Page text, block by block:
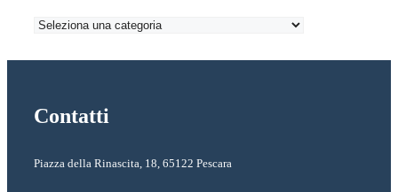
Contatti
Piazza della Rinascita, 18, 65122 Pescara